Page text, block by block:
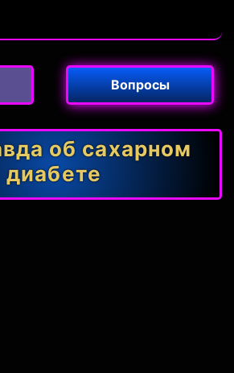
Вопросы
об сахарном
диабете